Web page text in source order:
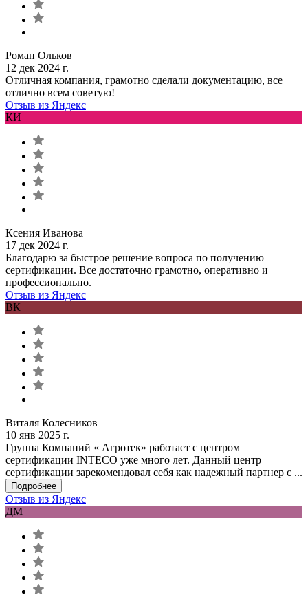
Роман Ольков
12 дек 2024 г.
Отличная компания, грамотно сделали документацию, все
отлично всем советую!
Отзыв из Яндекс
КИ
Ксения Иванова
17 дек 2024 г.
Благодарю за быстрое решение вопроса по получению
сертификации. Все достаточно грамотно, оперативно и
профессионально.
Отзыв из Яндекс
ВК
Виталя Колесников
10 янв 2025 г.
Группа Компаний « Агротек» работает с центром
сертификации INTECO уже много лет. Данный центр
сертификации зарекомендовал себя как надежный партнер с ...
Подробнее
Отзыв из Яндекс
ДМ